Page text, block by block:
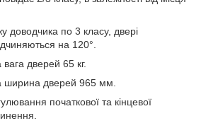
доводчика по 3 класу, двері
на 120°.
дверей 65 кг.
ширина дверей 965 мм.
початкової та кінцевої